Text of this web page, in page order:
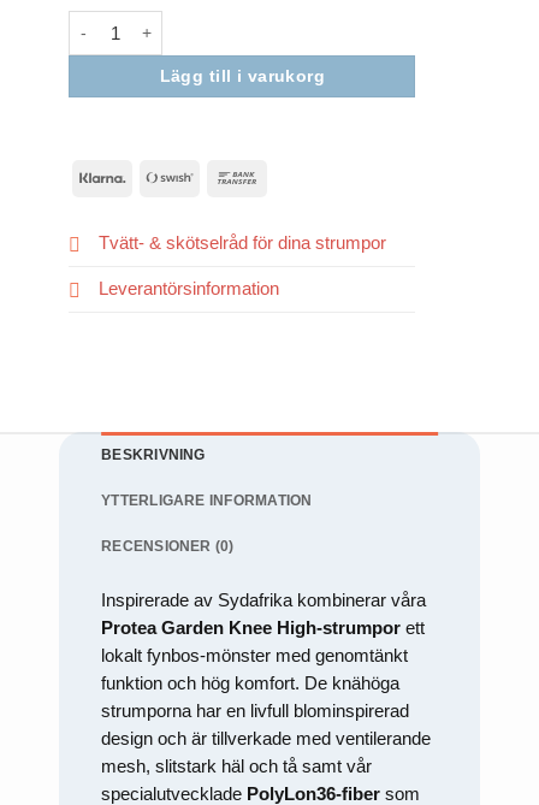
Lägg till i varukorg
Klarna
Swish
Tvätt- & skötselråd för dina strumpor
Leverantörsinformation
BESKRIVNING
YTTERLIGARE INFORMATION
RECENSIONER (0)
Inspirerade av Sydafrika kombinerar våra
Protea Garden Knee High-strumpor ett
lokalt fynbos-mönster med genomtänkt
funktion och hög komfort. De knähöga
strumporna har en livfull blominspirerad
design och är tillverkade med ventilerande
mesh, slitstark häl och tå samt vår
specialutvecklade PolyLon36-fiber som
Dessa kakor
att hemsidan
uppbyggnad,
baserat på
hemsidan
Upplevelse
För att vår
hemsida ska
prestera så
ditt besök.